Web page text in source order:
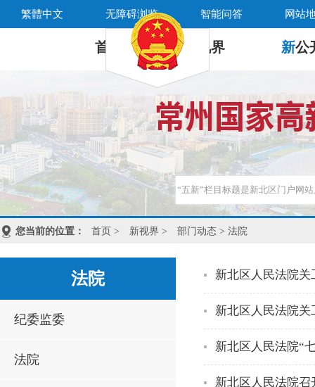
繁體中文 无障碍浏览 智能问答 网站
首 页 新 视界 新公
您当前的位置： 首页 > 新视界 > 部门动态 > 法院
法院
纪委监委
法院
新北区人民法院关
新北区人民法院关
新北区人民法院“
新北区人民法院